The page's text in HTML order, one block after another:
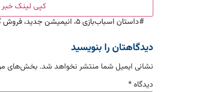
کپی لینک خبر
#داستان اسباب‌بازی ۵، انیمیشن جدید، فروش گیشه، پیکسار، سینمای هالیوود
دیدگاهتان را بنویسید
نشانی ایمیل شما منتشر نخواهد شد. بخش‌های
دیدگاه*